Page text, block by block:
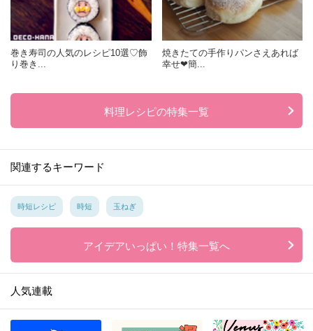
巻き寿司の人気のレシピ10選♡飾
り巻き...
焼きたての手作りパンさえあれば
幸せ❤簡...
料理レシピの特集一覧
関連するキーワード
時短レシピ 時短 玉ねぎ
アイデアいっぱい！特集一覧へ
人気連載